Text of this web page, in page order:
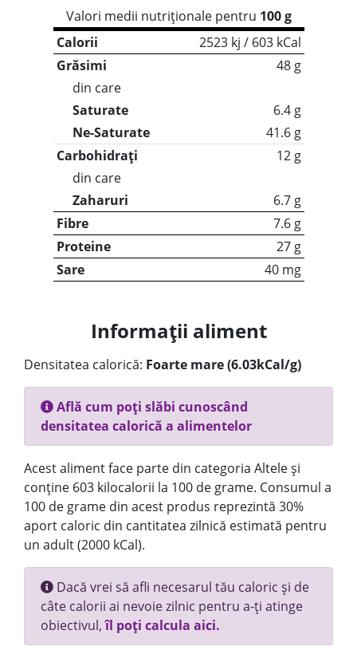
Valori medii nutriționale pentru 100 g
Calorii
2523 kj / 603 kCal
Grăsimi
48 g
din care
Saturate
6.4 g
Ne-Saturate
41.6 g
Carbohidrați
12 g
din care
Zaharuri
6.7 g
Fibre
7.6 g
Proteine
27 g
Sare
40 mg
Informații aliment
Densitatea calorică: Foarte mare (6.03kCal/g)
Află cum poți slăbi cunoscând
densitatea calorică a alimentelor
Acest aliment face parte din categoria Altele și
conține 603 kilocalorii la 100 de grame. Consumul a
100 de grame din acest produs reprezintă 30%
aport caloric din cantitatea zilnică estimată pentru
un adult (2000 kCal).
Dacă vrei să afli necesarul tău caloric și de
câte calorii ai nevoie zilnic pentru a-ți atinge
obiectivul,îl poți calcula aici.